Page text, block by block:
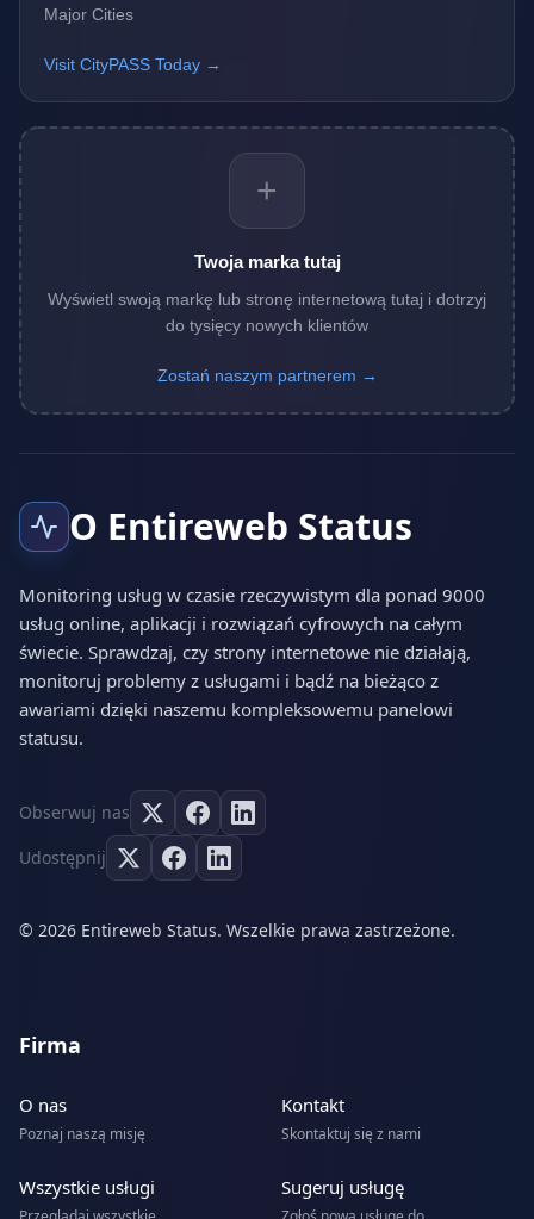
Major Cities
Visit CityPASS Today →
+
Twoja marka tutaj
Wyświetl swoją markę lub stronę internetową tutaj i dotrzyj
do tysięcy nowych klientów
Zostań naszym partnerem →
O Entireweb Status
Monitoring usług w czasie rzeczywistym dla ponad 9000
usług online, aplikacji i rozwiązań cyfrowych na całym
świecie. Sprawdzaj, czy strony internetowe nie działają,
monitoruj problemy z usługami i bądź na bieżąco z
awariami dzięki naszemu kompleksowemu panelowi
statusu.
Obserwuj nas
Udostępnij
© 2026 Entireweb Status. Wszelkie prawa zastrzeżone.
Firma
O nas
Poznaj naszą misję
Kontakt
Skontaktuj się z nami
Wszystkie usługi Sugeruj usługę